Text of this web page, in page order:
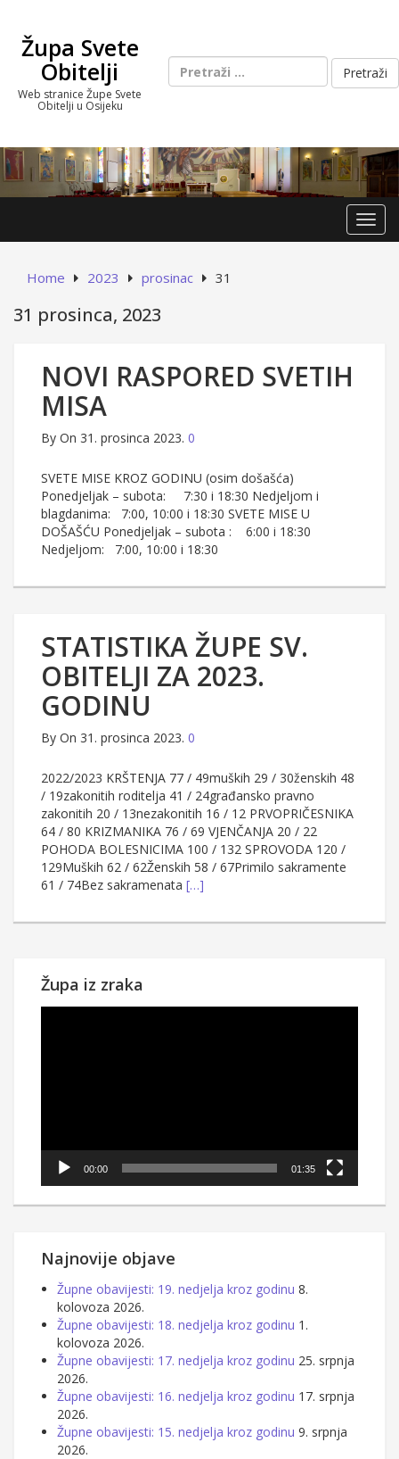
contentŽupa Svete
Obitelji
Web stranice Župe Svete
Obitelji u Osijeku
Pretraži:
Home 2023 prosinac 31
31 prosinca, 2023
NOVI RASPORED SVETIH
MISA
By On 31. prosinca 2023. 0
SVETE MISE KROZ GODINU (osim došašća)
Ponedjeljak – subota: 7:30 i 18:30 Nedjeljom i
blagdanima: 7:00, 10:00 i 18:30 SVETE MISE U
DOŠAŠĆU Ponedjeljak – subota : 6:00 i 18:30
Nedjeljom: 7:00, 10:00 i 18:30
STATISTIKA ŽUPE SV.
OBITELJI ZA 2023.
GODINU
By On 31. prosinca 2023. 0
2022/2023 KRŠTENJA 77 / 49muških 29 / 30ženskih 48
/ 19zakonitih roditelja 41 / 24građansko pravno
zakonitih 20 / 13nezakonitih 16 / 12 PRVOPRIČESNIKA
64 / 80 KRIZMANIKA 76 / 69 VJENČANJA 20 / 22
POHODA BOLESNICIMA 100 / 132 SPROVODA 120 /
129Muških 62 / 62Ženskih 58 / 67Primilo sakramente
61 / 74Bez sakramenata […]
Župa iz zraka
00:00 01:35
Najnovije objave
Župne obavijesti: 19. nedjelja kroz godinu 8.
kolovoza 2026.
Župne obavijesti: 18. nedjelja kroz godinu 1.
kolovoza 2026.
Župne obavijesti: 17. nedjelja kroz godinu 25. srpnja
2026.
Župne obavijesti: 16. nedjelja kroz godinu 17. srpnja
2026.
Župne obavijesti: 15. nedjelja kroz godinu 9. srpnja
2026.